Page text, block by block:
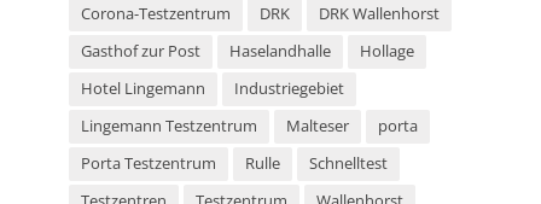
Corona-Testzentrum
DRK
DRK Wallenhorst
Gasthof zur Post
Haselandhalle
Hollage
Hotel Lingemann
Industriegebiet
Lingemann Testzentrum
Malteser
porta
Porta Testzentrum
Rulle
Schnelltest